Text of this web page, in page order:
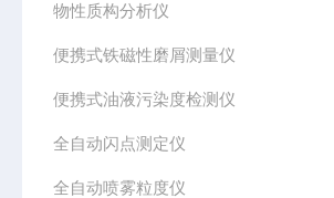
物性质构分析仪
便携式铁磁性磨屑测量仪
便携式油液污染度检测仪
全自动闪点测定仪
全自动喷雾粒度仪